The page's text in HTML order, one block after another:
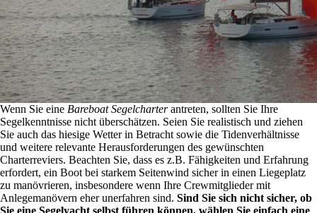
Wenn Sie eine Bareboat Segelcharterantreten, sollten Sie Ihre
Segelkenntnisse nicht überschätzen. Seien Sie realistisch und ziehen
Sie auch das hiesige Wetter in Betracht sowie die Tidenverhältnisse
und weitere relevante Herausforderungen des gewünschten
Charterreviers. Beachten Sie, dass es z.B. Fähigkeiten und Erfahrung
erfordert, ein Boot bei starkem Seitenwind sicher in einen Liegeplatz
zu manövrieren, insbesondere wenn Ihre Crewmitglieder mit
Anlegemanövern eher unerfahren sind. Sind Sie sich nicht sicher, ob
Sie eine Segelyacht selbst führen können, wählen Sie einfach eine